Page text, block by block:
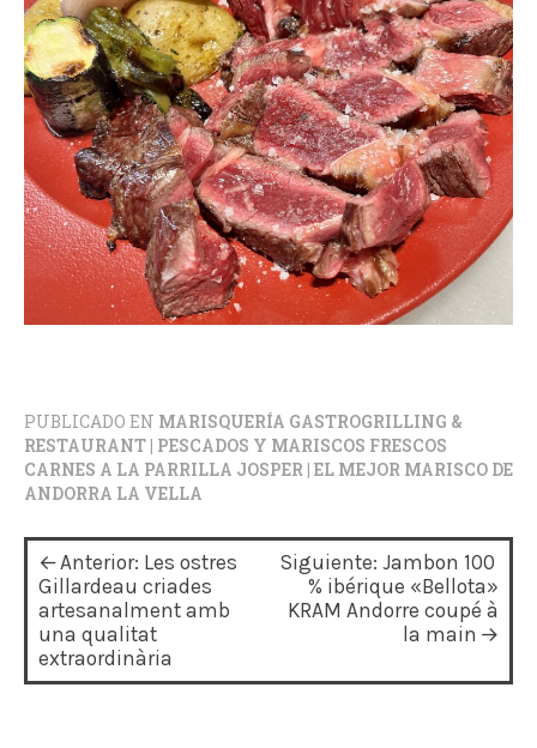
PUBLICADO EN MARISQUERÍA GASTROGRILLING &
RESTAURANT | PESCADOS Y MARISCOS FRESCOS
CARNES A LA PARRILLA JOSPER | EL MEJOR MARISCO DE
ANDORRA LA VELLA
N
a
v
e
Anterior: Les ostres
Gillardeau criades
artesanalment amb
una qualitat
extraordinària
Siguiente: Jambon 100
% ibérique «Bellota»
KRAM Andorre coupé à
la main